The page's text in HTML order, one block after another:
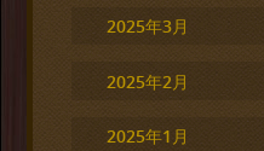
2025年3月
2025年2月
2025年1月